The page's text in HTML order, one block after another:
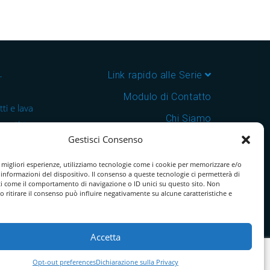
Gestisci Consenso
esperienze, utilizziamo tecnologie come i cookie per memorizzare e/o
informazioni del dispositivo. Il consenso a queste tecnologie ci permetterà di
come il comportamento di navigazione o ID unici su questo sito. Non
ritirare il consenso può influire negativamente su alcune caratteristiche e
Accetta
Opt-out preferencesDichiarazione sulla Privacy
e lava
e
in
Link rapido alle Serie
Modulo di Contatto
Chi Siamo
Download Catalogo PDF
Cookie Policy